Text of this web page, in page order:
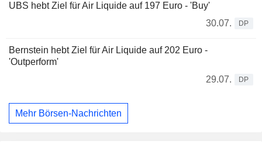
UBS hebt Ziel für Air Liquide auf 197 Euro - 'Buy'
30.07.
DP
Bernstein hebt Ziel für Air Liquide auf 202 Euro -
'Outperform'
29.07.
DP
Mehr Börsen-Nachrichten